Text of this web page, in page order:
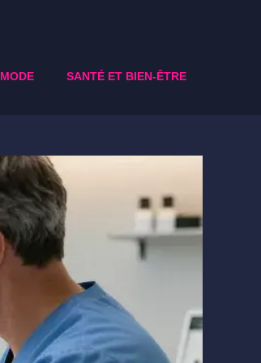
MODE SANTÉ ET BIEN-ÊTRE